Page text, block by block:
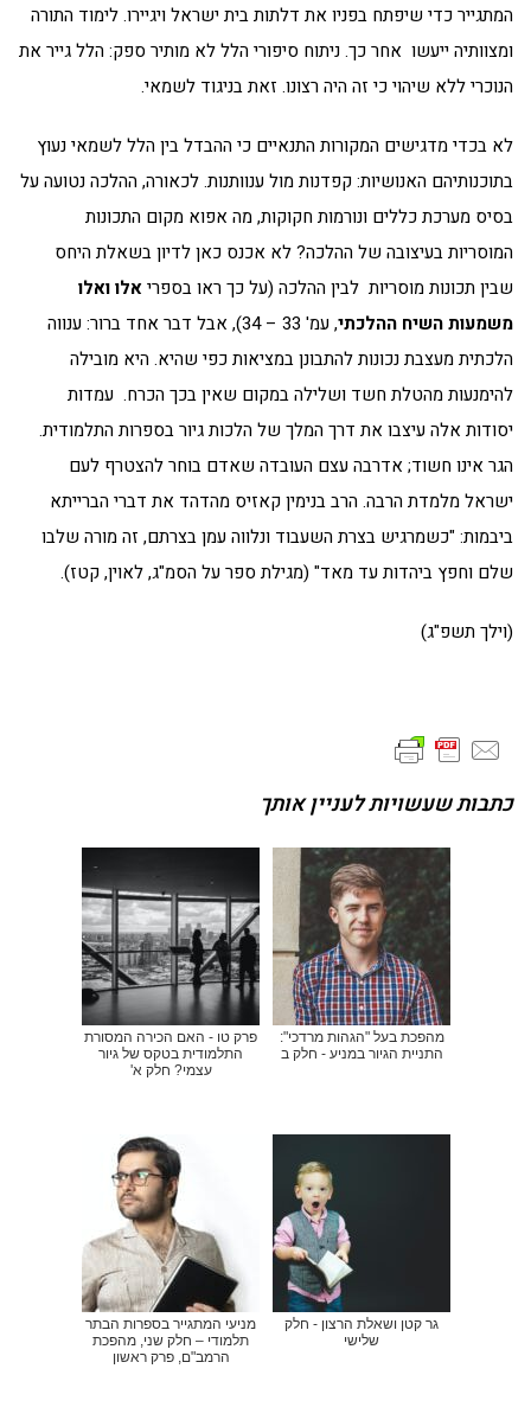
המתגייר כדי שיפתח בפניו את דלתות בית ישראל ויגיירו. לימוד התורה
ומצוותיה ייעשו אחר כך. ניתוח סיפורי הלל לא מותיר ספק: הלל גייר את
הנוכרי ללא שיהוי כי זה היה רצונו. זאת בניגוד לשמאי.
לא בכדי מדגישים המקורות התנאיים כי ההבדל בין הלל לשמאי נעוץ
בתוכנותיהם האנושיות: קפדנות מול ענוותנות. לכאורה, ההלכה נטועה על
בסיס מערכת כללים ונורמות חקוקות, מה אפוא מקום התכונות
המוסריות בעיצובה של ההלכה? לא אכנס כאן לדיון בשאלת היחס
שבין תכונות מוסריות לבין ההלכה (על כך ראו בספריאלו ואלו
משמעות השיח ההלכתי
, עמ' 33 – 34), אבל דבר אחד ברור: ענווה
הלכתית מעצבת נכונות להתבונן במציאות כפי שהיא. היא מובילה
להימנעות מהטלת חשד ושלילה במקום שאין בכך הכרח. עמדות
יסודות אלה עיצבו את דרך המלך של הלכות גיור בספרות התלמודית.
הגר אינו חשוד; אדרבה עצם העובדה שאדם בוחר להצטרף לעם
ישראל מלמדת הרבה. הרב בנימין קאזיס מהדהד את דברי הברייתא
ביבמות: "כשמרגיש בצרת השעבוד ונלווה עמן בצרתם, זה מורה שלבו
שלם וחפץ ביהדות עד מאד" (מגילת ספר על הסמ"ג, לאוין, קטז).
(וילך תשפ"ג)
כתבות שעשויות לעניין אותך
מהפכת בעל "הגהות מרדכי":
התניית הגיור במניע - חלק ב
פרק טו - האם הכירה המסורת
התלמודית בטקס של גיור
עצמי? חלק א'
גר קטן ושאלת הרצון - חלק
שלישי
מניעי המתגייר בספרות הבתר
תלמודי – חלק שני, מהפכת
הרמב"ם, פרק ראשון